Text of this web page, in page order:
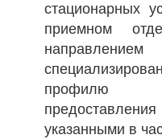
стационарных
приемном
профилю
указанными в